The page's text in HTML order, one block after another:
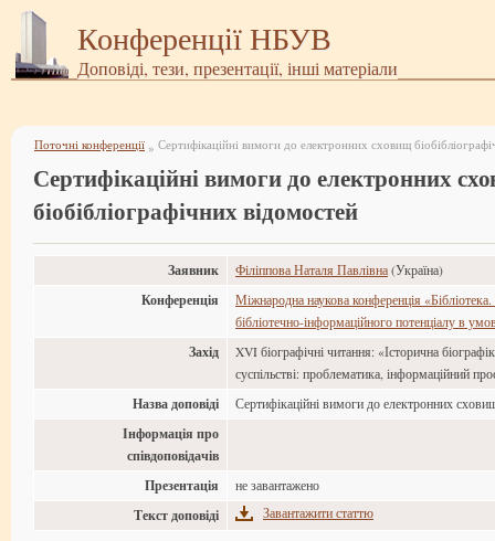
Конференції НБУВ
Доповіді, тези, презентації, інші матеріали
Поточні конференції » Сертифікаційні вимоги до електронних сховищ
Сертифікаційні вимоги до електронних
біобібліографічних відомостей
Заявник Філіппова Наталя Павлівна (Україна)
Конференція
Міжнародна наукова конференція
бібліотечно-інформаційного потенціалу в
Захід
XVI біографічні читання: «Історична
суспільстві: проблематика, інформаційний
Назва доповіді Сертифікаційні вимоги до електронних
Інформація про
співдоповідачів
Презентація
не завантажено
Текст доповіді Завантажити статтю